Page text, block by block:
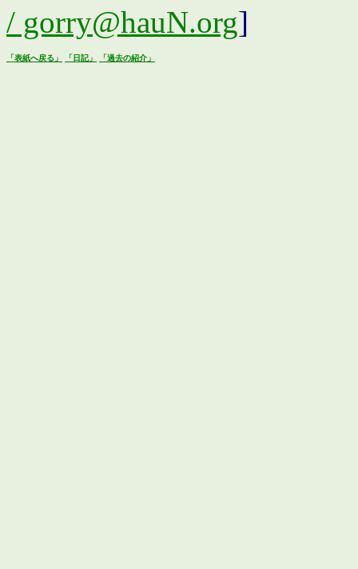
/ gorry@hauN.org]
「表紙へ戻る」 「日記」 「過去の紹介」